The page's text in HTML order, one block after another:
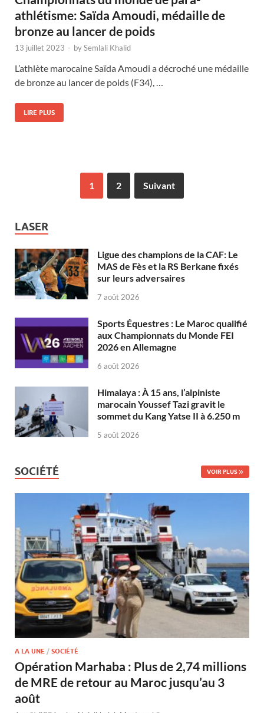
athlétisme: Saïda Amoudi, médaille de
bronze au lancer de poids
13 juillet 2023 - bySemlali Khalid
L’athlète marocaine Saïda Amoudi a décroché une médaille
de bronze au lancer de poids (F34), …
LIRE PLUS
1 2 Suivant
LASER
Ligue des champions de la CAF: Le
MAS de Fès et la RS Berkane fixés
sur leurs adversaires
7 août 2026
Sports Équestres : Le Maroc qualifié
aux Championnats du Monde FEI
2026 en Allemagne
6 août 2026
Himalaya : À 15 ans, l’alpiniste
marocain Youssef Tazi gravit le
sommet du Kang Yatse II à 6.250 m
5 août 2026
SOCIÉTÉ VOIR PLUS
A LA UNE / SOCIÉTÉ
Opération Marhaba : Plus de 2,74 millions
de MRE de retour au Maroc jusqu’au 3
août